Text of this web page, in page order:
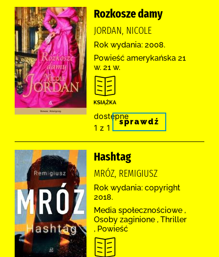
Rozkosze damy
JORDAN, NICOLE
Rok wydania: 2008.
Powieść amerykańska 21
w. 21 w.
dostępne
1 z 1
sprawdź
Hashtag
MRÓZ, REMIGIUSZ
Rok wydania: copyright
2018.
Media społecznościowe ,
Osoby zaginione , Thriller
, Powieść